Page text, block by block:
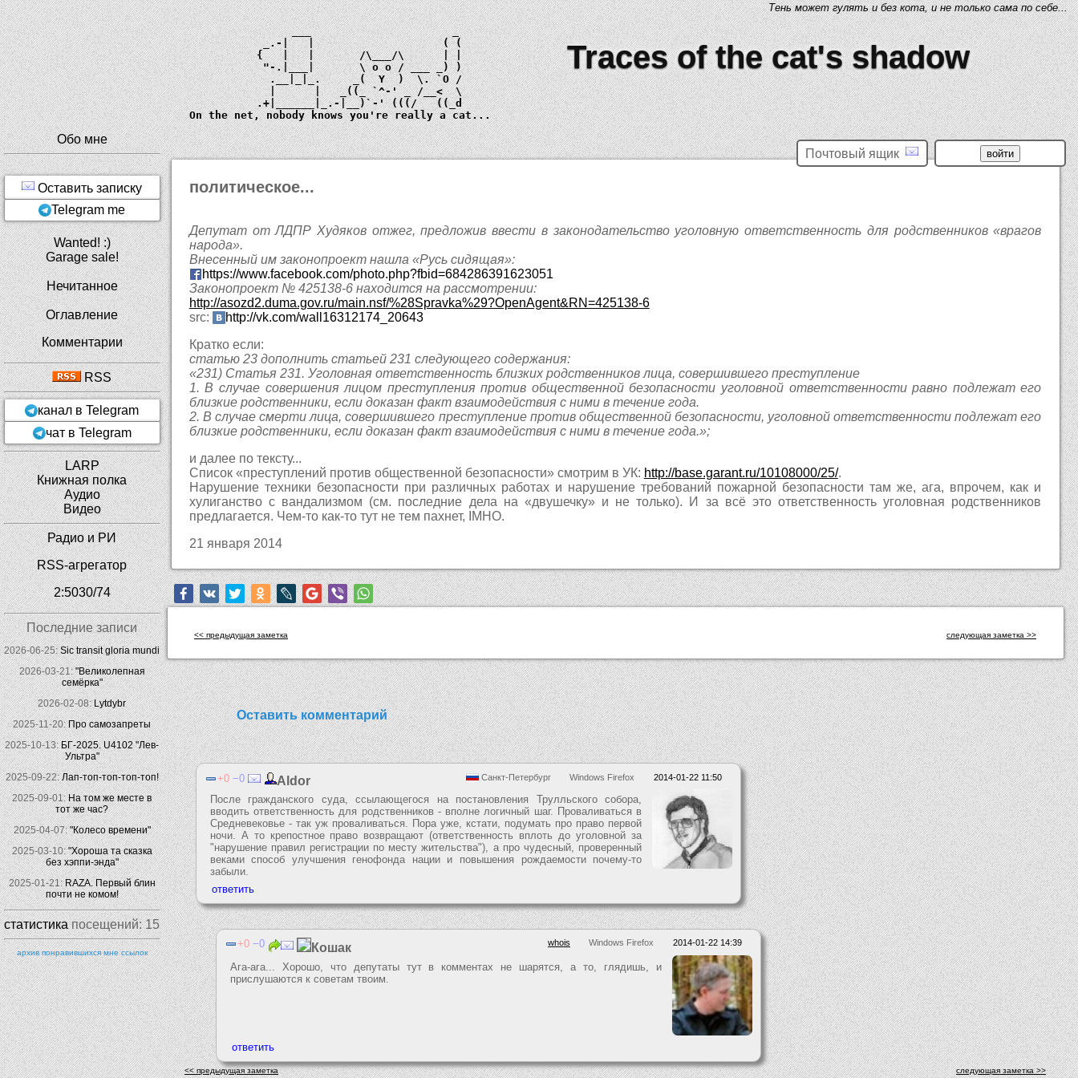
Тень может гулять и без кота, и не только сама по себе...
             ___
               _
         _.-|   |
              ( (
        {   |   |
/\___/\      | |
         "-.|___|
\ o o
/ ___ _) )
          .__|_|_.
_(  Y  )  \. `O /
          |      |   _
((_ `^-' _ /__<  \
        .+|______|_.-|__)
`-' (((/   ((_d
  On the net, nobody knows you're really a cat...
Traces of the cat's shadow
Почтовый ящик
политическое...
Депутат от ЛДПР Худяков отжег, предложив ввести в законодательство уголовную ответственность для родственников «врагов
народа».
Внесенный им законопроект нашла «Русь сидящая»:
https://www.facebook.com/photo.php?fbid=684286391623051
Законопроект № 425138-6 находится на рассмотрении:
http://asozd2.duma.gov.ru/main.nsf/%28Spravka%29?OpenAgent&RN=425138-6
src:
http://vk.com/wall16312174_20643
Кратко если:
статью 23 дополнить статьей 231 следующего содержания:
«231) Статья 231. Уголовная ответственность близких родственников лица, совершившего преступление
1. В случае совершения лицом преступления против общественной безопасности уголовной ответственности равно подлежат его
близкие родственники, если доказан факт взаимодействия с ними в течение года.
2. В случае смерти лица, совершившего преступление против общественной безопасности, уголовной ответственности подлежат его
близкие родственники, если доказан факт взаимодействия с ними в течение года.»;
и далее по тексту...
Список «преступлений против общественной безопасности» смотрим в УК: http://base.garant.ru/10108000/25/.
Нарушение техники безопасности при различных работах и нарушение требований пожарной безопасности там же, ага, впрочем, как и
хулиганство с вандализмом (см. последние дела на «двушечку» и не только). И за всё это ответственность уголовная родственников
предлагается. Чем-то как-то тут не тем пахнет, IMHO.
21 января 2014
<< предыдущая заметка следующая заметка >>
Оставить комментарий
2014-01-22 11:50
Windows Firefox
Санкт-Петербург
0 0 Aldor
После гражданского суда, ссылающегося на постановления Трулльского собора,
вводить ответственность для родственников - вполне логичный шаг. Проваливаться в
Средневековье - так уж проваливаться. Пора уже, кстати, подумать про право первой
ночи. А то крепостное право возвращают (ответственность вплоть до уголовной за
"нарушение правил регистрации по месту жительства"), а про чудесный, проверенный
веками способ улучшения генофонда нации и повышения рождаемости почему-то
забыли.
2014-01-22 14:39
Windows Firefox
whois
0 0 Кошак
Ага-ага... Хорошо, что депутаты тут в комментах не шарятся, а то, глядишь, и
прислушаются к советам твоим.
<< предыдущая заметка следующая заметка >>
Обо мне
Оставить записку
Telegram me
Wanted! :)
Garage sale!
Нечитанное
Оглавление
Комментарии
RSS
канал в Telegram
чат в Telegram
LARP
Книжная полка
Аудио
Видео
Радио и РИ
RSS-агрегатор
2:5030/74
Последние записи
2026-06-25:Sic transit gloria mundi
2026-03-21:"Великолепная
семёрка"
2026-02-08:Lytdybr
2025-11-20:Про самозапреты
2025-10-13:БГ-2025. U4102 "Лев-
Ультра"
2025-09-22:Лап-топ-топ-топ-топ!
2025-09-01:На том же месте в
тот же час?
2025-04-07:"Колесо времени"
2025-03-10:"Хороша та сказка
без хэппи-энда"
2025-01-21:RAZA. Первый блин
почти не комом!
статистикапосещений:15
архив понравившихся мне ссылок